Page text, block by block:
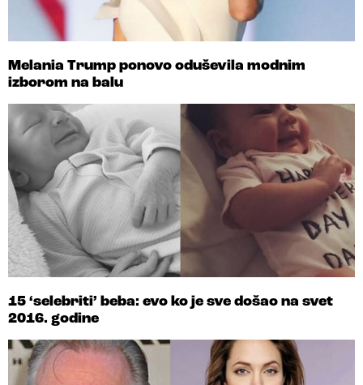
Melania Trump ponovo oduševila modnim
izborom na balu
15 ‘selebriti’ beba: evo ko je sve došao na svet
2016. godine